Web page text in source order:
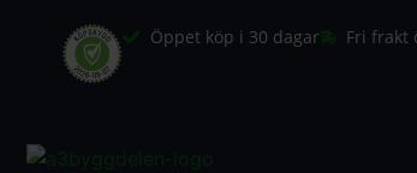
Öppet köp i 30 dagar Fri frakt